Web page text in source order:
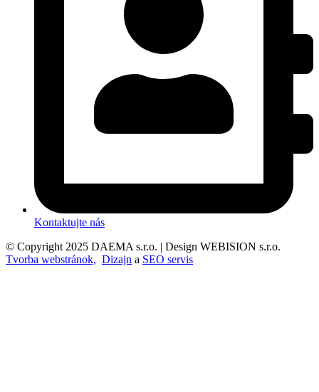
Kontaktujte nás
© Copyright 2025 DAEMA s.r.o. | Design WEBISION s.r.o.
Tvorba webstránok, Dizajn a SEO servis